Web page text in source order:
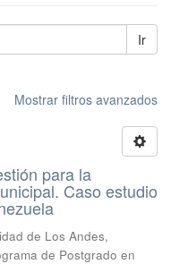
Ir
Mostrar filtros avanzados
para la
Caso estudio
de Los Andes,
de Postgrado en